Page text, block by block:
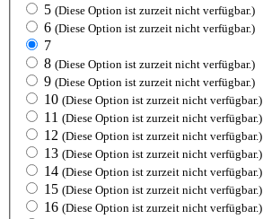
5 (Diese Option ist zurzeit nicht verfügbar.)
6 (Diese Option ist zurzeit nicht verfügbar.)
7
8 (Diese Option ist zurzeit nicht verfügbar.)
9 (Diese Option ist zurzeit nicht verfügbar.)
10 (Diese Option ist zurzeit nicht verfügbar.)
11 (Diese Option ist zurzeit nicht verfügbar.)
12 (Diese Option ist zurzeit nicht verfügbar.)
13 (Diese Option ist zurzeit nicht verfügbar.)
14 (Diese Option ist zurzeit nicht verfügbar.)
15 (Diese Option ist zurzeit nicht verfügbar.)
16 (Diese Option ist zurzeit nicht verfügbar.)